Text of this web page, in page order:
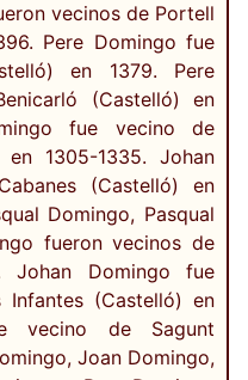
vecinos de Portell
Pere Domingo fue
en 1379. Pere
(Castelló) en
fue vecino de
1305-1335. Johan
(Castelló) en
Domingo, Pasqual
fueron vecinos de
Johan Domingo fue
(Castelló) en
vecino de Sagunt
Joan Domingo,